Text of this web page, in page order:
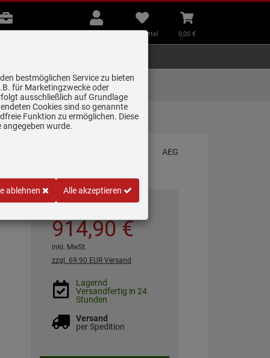
Beratung
Mein
Konto
Merkzettel
aufklappen
Merkzettel
Warenkorb
aufklappen
0,00 €
Lieferung zum
Wunschtermin
914,90 €
inkl. MwSt.
zzgl. 69.90 EUR Versand
Lagernd
Versandfertig in 24
Stunden
Versand
per Spedition
bestmöglichen Service zu bieten
für Marketingzwecke oder
ausschließlich auf Grundlage
Cookies sind so genannte
Funktion zu ermöglichen. Diese
angegeben wurde.
ablehnen Alle akzeptieren